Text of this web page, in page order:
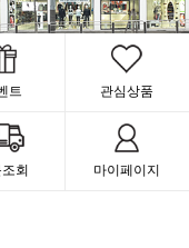
트 관심상품
회 마이페이지